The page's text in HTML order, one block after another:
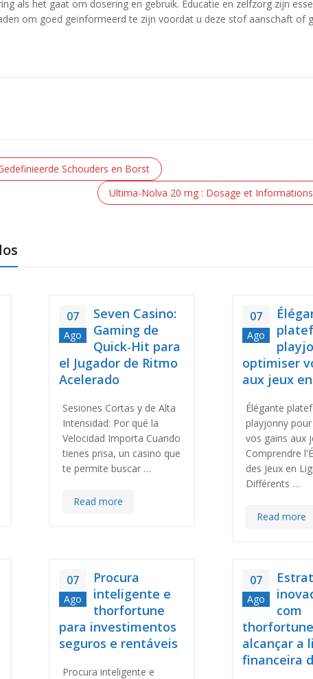
als het gaat om dosering en gebruik. Educatie en zelfzorg zijn
om goed geïnformeerd te zijn voordat u deze stof aanschaft of
Schouders en Borst
Ultima-Nolva 20 mg : Dosage et
07
Ago
Seven Casino:
Gaming de
Quick‑Hit para
el Jugador de Ritmo
Acelerado
Sesiones Cortas y de Alta
Intensidad: Por qué la
Velocidad Importa Cuando
tienes prisa, un casino que
te permite buscar …
Read more
07
Ago
optimiser
aux jeux
Élégante
playjonny
vos gains aux
Comprendre
des Jeux en
Différents …
Read more
07
Ago
Procura
inteligente e
thorfortune
para investimentos
seguros e rentáveis
Procura inteligente e
07
Ago
com
alcançar a
financeira